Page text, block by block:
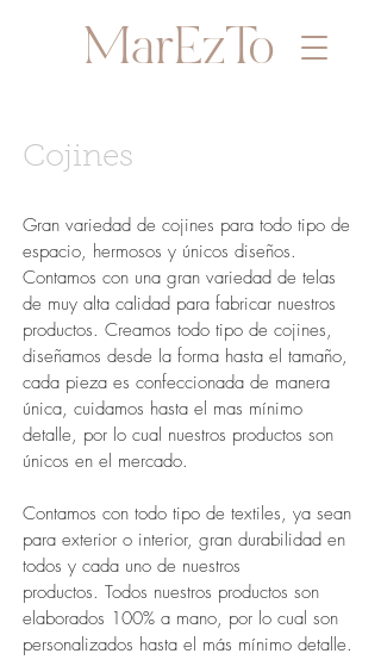
MarEzTo
Cojines
Gran variedad de cojines para todo tipo de
espacio, hermosos y únicos diseños.
Contamos con una gran variedad de telas
de muy alta calidad para fabricar nuestros
productos. Creamos todo tipo de cojines,
diseñamos desde la forma hasta el tamaño,
cada pieza es confeccionada de manera
única, cuidamos hasta el mas mínimo
detalle, por lo cual nuestros productos son
únicos en el mercado.
Contamos con todo tipo de textiles, ya sean
para exterior o interior, gran durabilidad en
todos y cada uno de nuestros
productos. Todos nuestros productos son
elaborados 100% a mano, por lo cual son
personalizados hasta el más mínimo detalle.